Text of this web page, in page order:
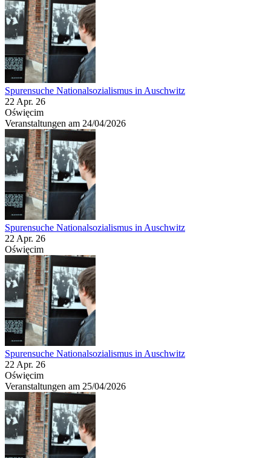
Spurensuche Nationalsozialismus in Auschwitz
22 Apr. 26
Oświęcim
Veranstaltungen am 24/04/2026
Spurensuche Nationalsozialismus in Auschwitz
22 Apr. 26
Oświęcim
Spurensuche Nationalsozialismus in Auschwitz
22 Apr. 26
Oświęcim
Veranstaltungen am 25/04/2026